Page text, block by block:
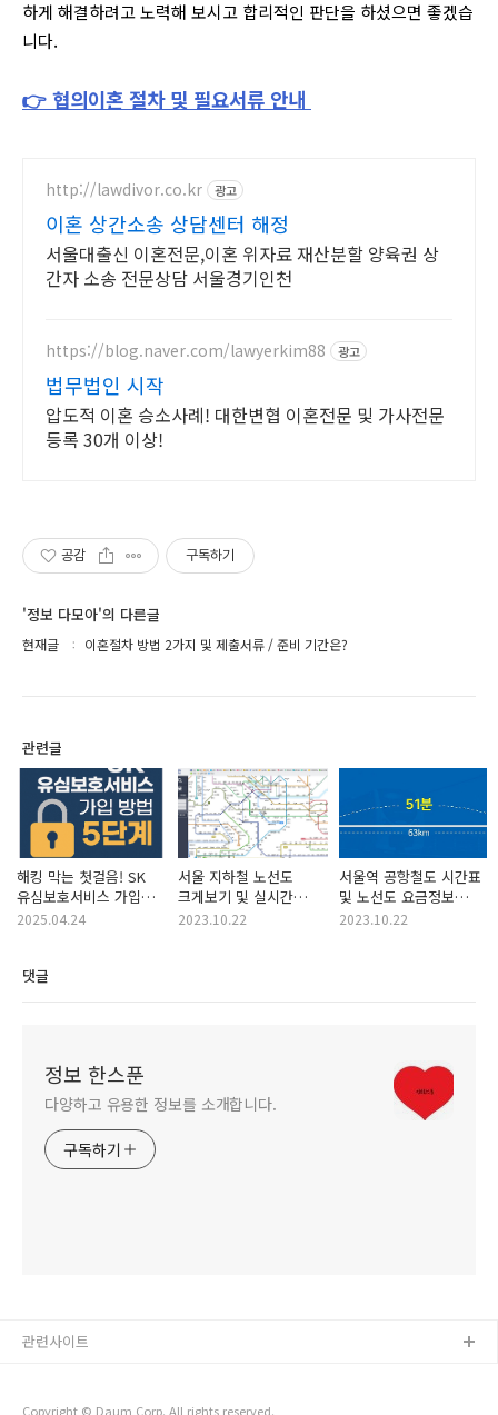
하게 해결하려고 노력해 보시고 합리적인 판단을 하셨으면 좋겠습
니다.
👉 협의이혼 절차 및 필요서류 안내
http://lawdivor.co.kr 광고
이혼 상간소송 상담센터 해정
서울대출신 이혼전문,이혼 위자료 재산분할 양육권 상
간자 소송 전문상담 서울경기인천
https://blog.naver.com/lawyerkim88 광고
법무법인 시작
압도적 이혼 승소사례! 대한변협 이혼전문 및 가사전문
등록 30개 이상!
공감 구독하기
'정보 다모아'의 다른글
현재글 이혼절차 방법 2가지 및 제출서류 / 준비 기간은?
관련글
해킹 막는 첫걸음! SK
유심보호서비스 가입
방법 5단계 가이드
2025.04.24
서울 지하철 노선도
크게보기 및 실시간
요금조회 방법
2023.10.22
서울역 공항철도 시간표
및 노선도 요금정보
예매방법은?
2023.10.22
댓글
정보 한스푼
다양하고 유용한 정보를 소개합니다.
구독하기
Copyright © Daum Corp. All rights reserved.
관련사이트